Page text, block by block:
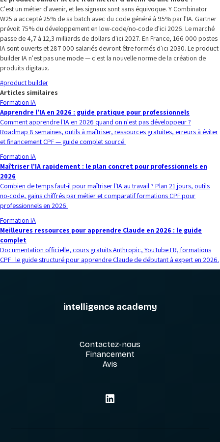
C'est un métier d'avenir, et les signaux sont sans équivoque. Y Combinator
W25 a accepté 25% de sa batch avec du code généré à 95% par l'IA. Gartner
prévoit 75% du développement en low-code/no-code d'ici 2026. Le marché
passe de 4,7 à 12,3 milliards de dollars d'ici 2027. En France, 166 000 postes
IA sont ouverts et 287 000 salariés devront être formés d'ici 2030. Le product
builder IA n'est pas une mode — c'est la nouvelle norme de la création de
produits digitaux.
#product builder
Articles similaires
Formation IA
Apprendre l'IA en 2026 : guide pratique pour professionnels
Comment apprendre l'IA en 2026 quand on n'est pas développeur ?
Roadmap 8 semaines, outils à maîtriser, ressources gratuites, erreurs à éviter
et financement CPF — guide complet sourcé.
Formation IA
Maîtriser l'IA rapidement : le plan concret pour professionnels en
2026
Combien de temps faut-il pour maîtriser l'IA au travail ? Plan 21 jours, outils
no-code, gains chiffrés par métier et comparatif formations CPF pour
professionnels en 2026.
Formation IA
Meilleures ressources pour apprendre Claude en 2026 : le guide
complet
Documentation officielle, cours gratuits Anthropic, YouTube FR, formations
CPF : le guide structuré pour apprendre Claude de débutant à expert en 2026.
intelligence academy
Contactez-nous
Financement
Avis